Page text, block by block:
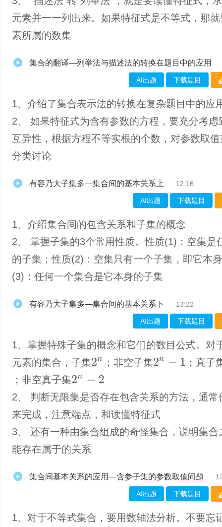
元素并一一列出来。如果特征式是不等式，那
素所属的数集
集合的翻译—列举法与描述法的转换在题目中的应用
AI出题 下载题目
1、介绍了集合表示法的转换在复杂题目中的应
2、 如果特征式为含有参数的方程，要充分考虑
互异性，根据方程不等实根的个数，对参数取
分类讨论
有容乃大子集多—集合间的基本关系上 12:16
AI出题 下载题目
1、介绍集合间的包含关系和子集的概念
2、 掌握子集的3个常用性质。性质(1)：空集是
的子集；性质(2)：空集只有一个子集，即它本
(3)：任何一个集合是它本身的子集
有容乃大子集多—集合间的基本关系下 13:22
AI出题 下载题目
1、掌握特殊子集的概念和它们的数目公式。对
元素的集合，子集2n ；非空子集2n−
；真子
；非空真子集2n−
2、 判断无限集是否存在包含关系的方法，通常
来完成，注意端点，和读懂特征式
3、 还有一种由集合组成的奇怪集合，说明集合
能存在属于的关系
集合间基本关系的应用—含参子集的参数取值问题
AI出题 下载题目
1、对于不等式集合，要用数轴法分析。不要忘